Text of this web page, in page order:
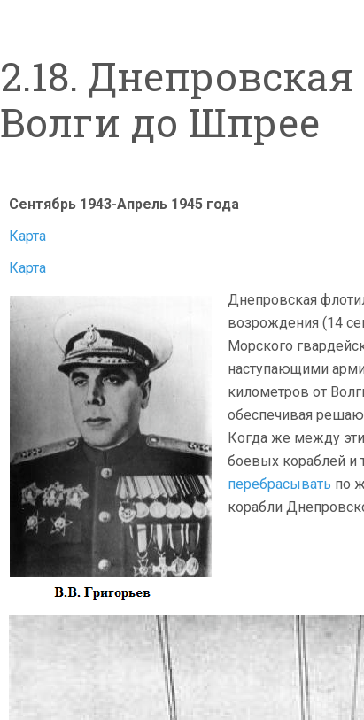
2.18.
Волги до Шпрее
Сентябрь 1943-Апрель 1945 года
Карта
Карта
Днепровская
возрождения (14
Морского
наступающими
километров от
обеспечивая
Когда же между
боевых кораблей и
перебрасывать по
корабли